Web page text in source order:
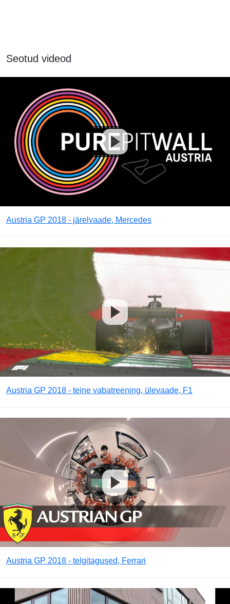
Seotud videod
Austria GP 2018 - järelvaade, Mercedes
Austria GP 2018 - teine vabatreening, ülevaade, F1
Austria GP 2018 - telgitagused, Ferrari